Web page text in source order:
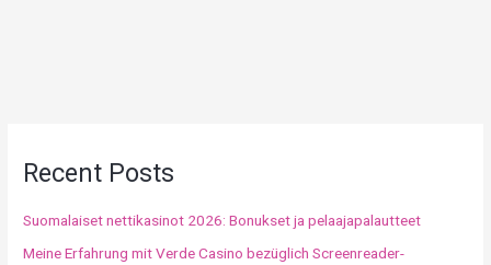
Recent Posts
Suomalaiset nettikasinot 2026: Bonukset ja pelaajapalautteet
Meine Erfahrung mit Verde Casino bezüglich Screenreader-